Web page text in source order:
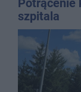
szpitala